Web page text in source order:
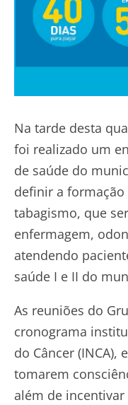
Na tarde desta
foi realizado um
de saúde do
definir a
tabagismo, que
enfermagem,
atendendo
saúde I e II do
As reuniões do
cronograma
do Câncer (INCA),
tomarem
além de